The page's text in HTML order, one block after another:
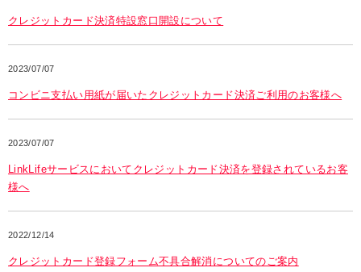
クレジットカード決済特設窓口開設について
2023/07/07
コンビニ支払い用紙が届いたクレジットカード決済ご利用のお客様へ
2023/07/07
LinkLifeサービスにおいてクレジットカード決済を登録されているお客
様へ
2022/12/14
クレジットカード登録フォーム不具合解消についてのご案内